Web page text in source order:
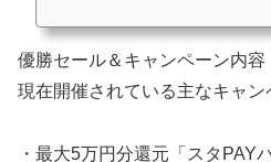
優勝セール＆キャンペーン内容
現在開催されている主なキャン
・最大5万円分還元「スタPAY